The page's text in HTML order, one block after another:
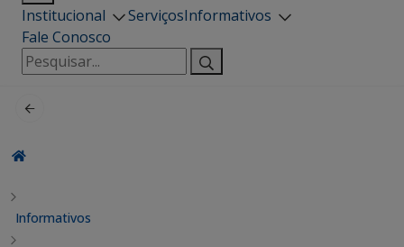
Institucional ServiçosInformativos
Fale Conosco
Pesquisar
por:
Informativos